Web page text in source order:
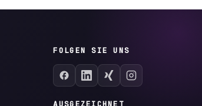
FOLGEN SIE UNS